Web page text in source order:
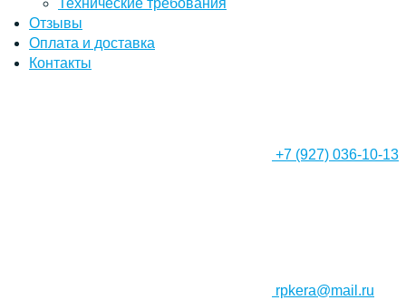
Технические требования
Отзывы
Оплата и доставка
Контакты
+7 (927) 036-10-13
rpkera@mail.ru